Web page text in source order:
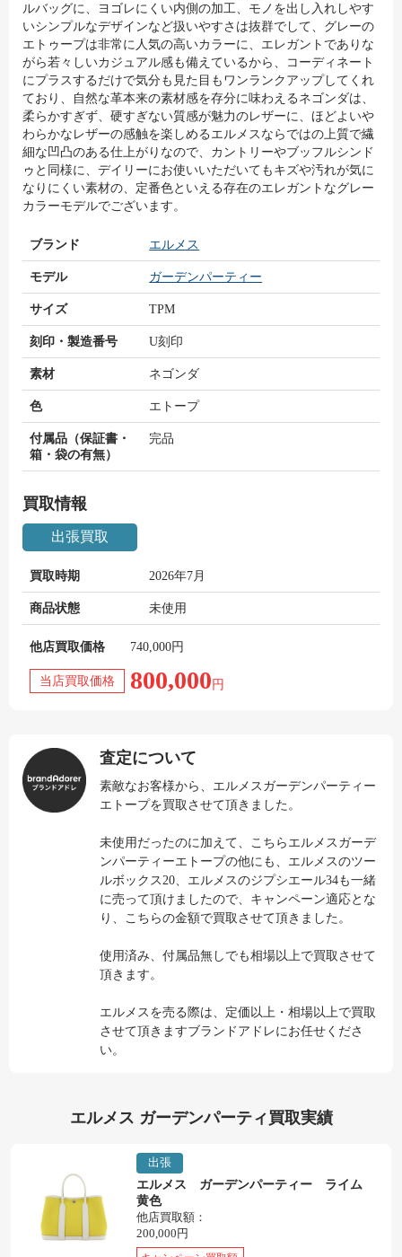
ルバッグに、ヨゴレにくい内側の加工、モノを出し入れしやす
いシンプルなデザインなど扱いやすさは抜群でして、グレーの
エトゥープは非常に人気の高いカラーに、エレガントでありな
がら若々しいカジュアル感も備えているから、コーディネート
にプラスするだけで気分も見た目もワンランクアップしてくれ
ており、自然な革本来の素材感を存分に味わえるネゴンダは、
柔らかすぎず、硬すぎない質感が魅力のレザーに、ほどよいや
わらかなレザーの感触を楽しめるエルメスならではの上質で繊
細な凹凸のある仕上がりなので、カントリーやブッフルシンド
ゥと同様に、デイリーにお使いいただいてもキズや汚れが気に
なりにくい素材の、定番色といえる存在のエレガントなグレー
カラーモデルでございます。
ブランド エルメス
モデル ガーデンパーティー
サイズ TPM
刻印・製造番号 U刻印
素材 ネゴンダ
色 エトープ
付属品（保証書・
箱・袋の有無）
完品
買取情報
出張買取
買取時期 2026年7月
商品状態 未使用
他店買取価格 740,000円
当店買取価格 800,000 円
査定について
素敵なお客様から、エルメスガーデンパーティー
エトープを買取させて頂きました。
未使用だったのに加えて、こちらエルメスガーデ
ンパーティーエトープの他にも、エルメスのツー
ルボックス20、エルメスのジプシエール34も一緒
に売って頂けましたので、キャンペーン適応とな
り、こちらの金額で買取させて頂きました。
使用済み、付属品無しでも相場以上で買取させて
頂きます。
エルメスを売る際は、定価以上・相場以上で買取
させて頂きますブランドアドレにお任せくださ
い。
エルメス ガーデンパーティ買取実績
出張
エルメス ガーデンパーティー ライム
黄色
他店買取額：
200,000円